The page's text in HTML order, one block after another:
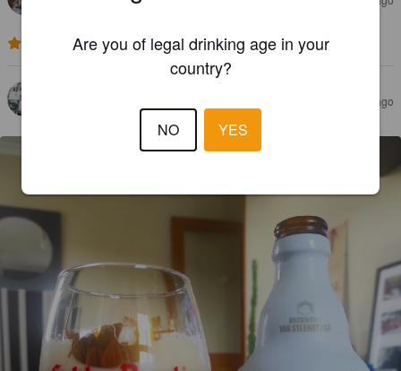
4.2
@ Vivalabirra
5 years ago
Are you of legal drinking age in your
country?
NO YES